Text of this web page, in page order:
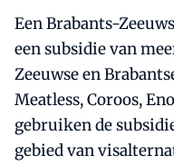
Een Brabants-
een subsidie van
Zeeuwse en
Meatless, Coroos,
gebruiken de
gebied van